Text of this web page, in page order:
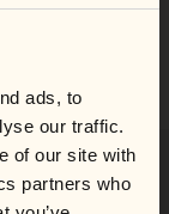
ads, to
our traffic.
of our site with
partners who
Close
order will be